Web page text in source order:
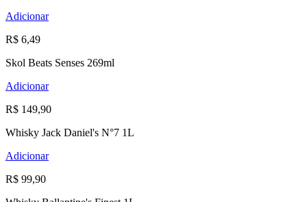
Adicionar
R$ 6,49
Skol Beats Senses 269ml
Adicionar
R$ 149,90
Whisky Jack Daniel's N°7 1L
Adicionar
R$ 99,90